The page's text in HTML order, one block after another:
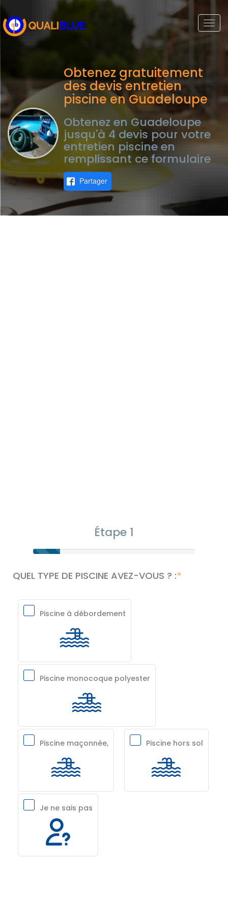
Obtenez gratuitement
des devis entretien
piscine en Guadeloupe
Obtenez en Guadeloupe
jusqu'à 4 devis pour votre
entretien piscine en
remplissant ce formulaire
Partager
Étape 1
QUEL TYPE DE PISCINE AVEZ-VOUS ? :
Piscine à débordement
Piscine monocoque polyester
Piscine maçonnée, Piscine hors sol
Je ne sais pas